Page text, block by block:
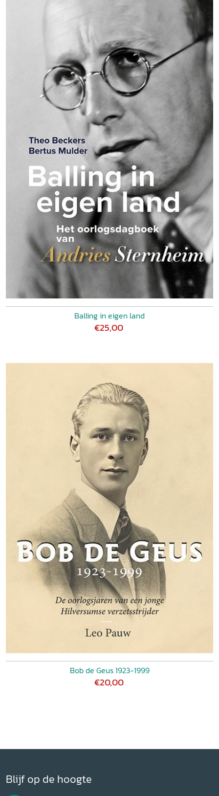
Balling in eigen land
€25,00
Bob de Geus 1923-1999
€20,00
Blijf op de hoogte